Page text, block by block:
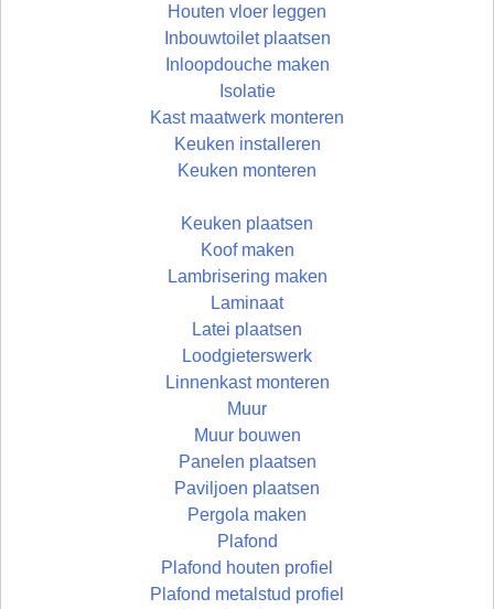
Houten vloer leggen
Inbouwtoilet plaatsen
Inloopdouche maken
Isolatie
Kast maatwerk monteren
Keuken installeren
Keuken monteren
Keuken plaatsen
Koof maken
Lambrisering maken
Laminaat
Latei plaatsen
Loodgieterswerk
Linnenkast monteren
Muur
Muur bouwen
Panelen plaatsen
Paviljoen plaatsen
Pergola maken
Plafond
Plafond houten profiel
Plafond metalstud profiel